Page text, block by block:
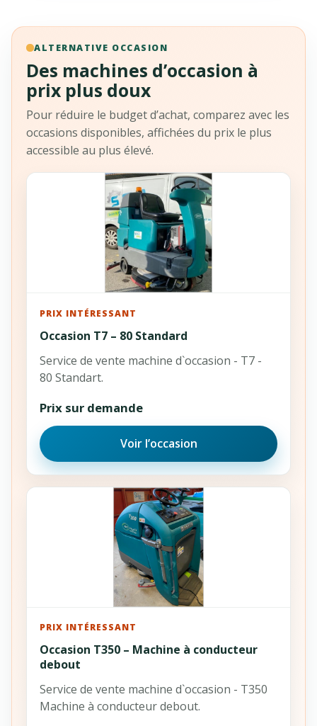
ALTERNATIVE OCCASION
Des machines d’occasion à
prix plus doux
Pour réduire le budget d’achat, comparez avec les
occasions disponibles, affichées du prix le plus
accessible au plus élevé.
PRIX INTÉRESSANT
Occasion T7 – 80 Standard
Service de vente machine d`occasion - T7 -
80 Standart.
Prix sur demande
Voir l’occasion
PRIX INTÉRESSANT
Occasion T350 – Machine à conducteur
debout
Service de vente machine d`occasion - T350
Machine à conducteur debout.